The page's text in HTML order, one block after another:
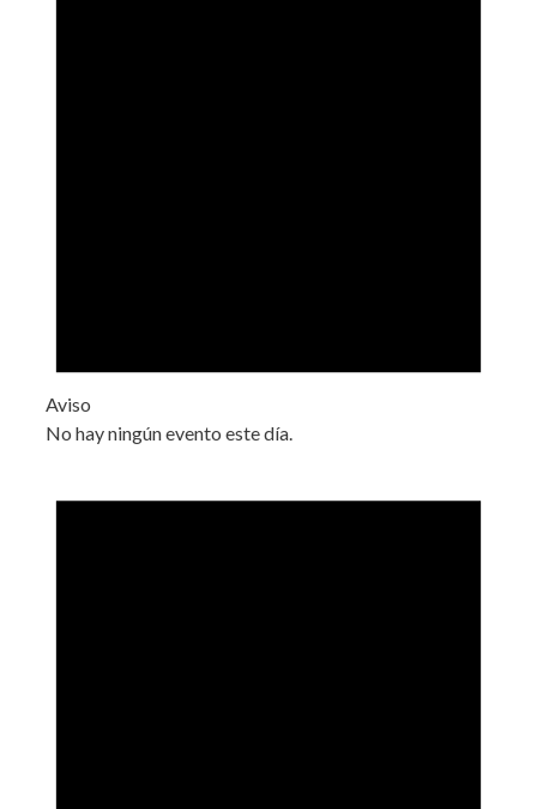
Aviso
No hay ningún evento este día.